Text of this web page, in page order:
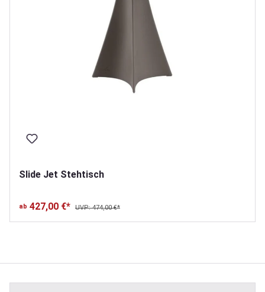
Slide Jet Stehtisch
ab 427,00 €* UVP: 474,00 €*